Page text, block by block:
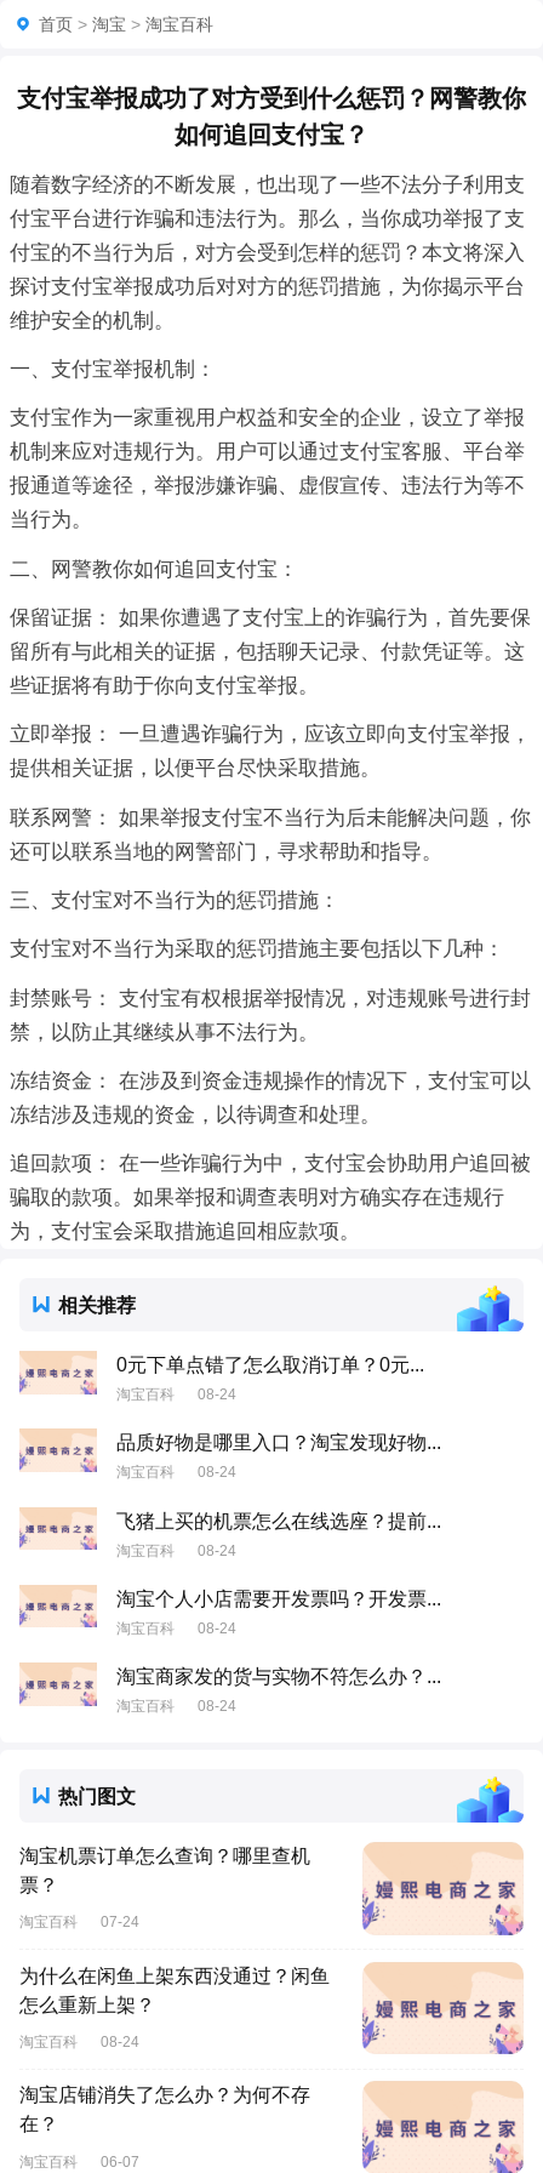
首页 > 淘宝 > 淘宝百科
支付宝举报成功了对方受到什么惩罚？网警教你
如何追回支付宝？
随着数字经济的不断发展，也出现了一些不法分子利用支
付宝平台进行诈骗和违法行为。那么，当你成功举报了支
付宝的不当行为后，对方会受到怎样的惩罚？本文将深入
探讨支付宝举报成功后对对方的惩罚措施，为你揭示平台
维护安全的机制。
一、支付宝举报机制：
支付宝作为一家重视用户权益和安全的企业，设立了举报
机制来应对违规行为。用户可以通过支付宝客服、平台举
报通道等途径，举报涉嫌诈骗、虚假宣传、违法行为等不
当行为。
二、网警教你如何追回支付宝：
保留证据： 如果你遭遇了支付宝上的诈骗行为，首先要保
留所有与此相关的证据，包括聊天记录、付款凭证等。这
些证据将有助于你向支付宝举报。
立即举报： 一旦遭遇诈骗行为，应该立即向支付宝举报，
提供相关证据，以便平台尽快采取措施。
联系网警： 如果举报支付宝不当行为后未能解决问题，你
还可以联系当地的网警部门，寻求帮助和指导。
三、支付宝对不当行为的惩罚措施：
支付宝对不当行为采取的惩罚措施主要包括以下几种：
封禁账号： 支付宝有权根据举报情况，对违规账号进行封
禁，以防止其继续从事不法行为。
冻结资金： 在涉及到资金违规操作的情况下，支付宝可以
冻结涉及违规的资金，以待调查和处理。
追回款项： 在一些诈骗行为中，支付宝会协助用户追回被
骗取的款项。如果举报和调查表明对方确实存在违规行
为，支付宝会采取措施追回相应款项。
相关推荐
0元下单点错了怎么取消订单？0元...
淘宝百科 08-24
品质好物是哪里入口？淘宝发现好物...
淘宝百科 08-24
飞猪上买的机票怎么在线选座？提前...
淘宝百科 08-24
淘宝个人小店需要开发票吗？开发票...
淘宝百科 08-24
淘宝商家发的货与实物不符怎么办？...
淘宝百科 08-24
热门图文
淘宝机票订单怎么查询？哪里查机
票？
淘宝百科 07-24
为什么在闲鱼上架东西没通过？闲鱼
怎么重新上架？
淘宝百科 08-24
淘宝店铺消失了怎么办？为何不存
在？
淘宝百科 06-07